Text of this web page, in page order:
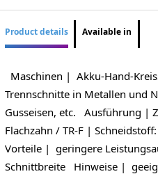
Product details Available in
Maschinen | Akku-Hand-
Trennschnitte in Metallen und
Gusseisen, etc. Ausführung |
Flachzahn / TR-F |
Vorteile | geringere
Schnittbreite Hinweise |